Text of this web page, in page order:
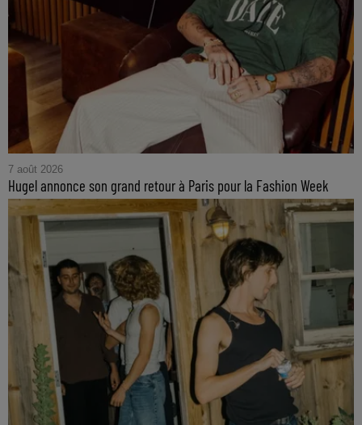
7 août 2026
Hugel annonce son grand retour à Paris pour la Fashion Week